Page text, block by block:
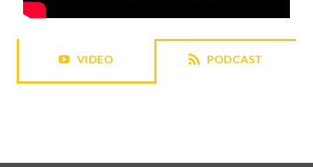
VIDEO PODCAST